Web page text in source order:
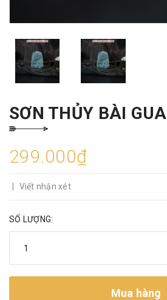
SƠN THỦY BÀI GUA
299.000₫
Viết nhận xét
SỐ LƯỢNG:
Mua hàng